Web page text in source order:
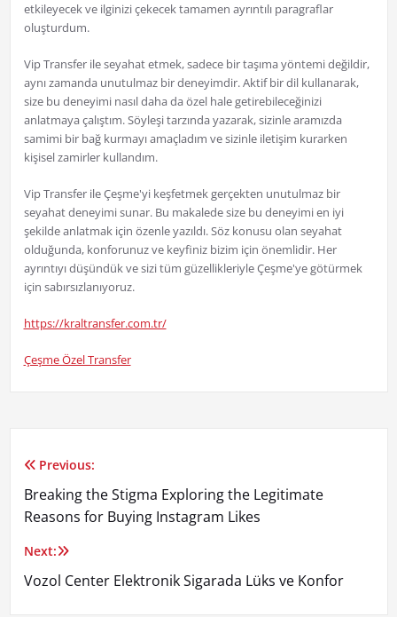
etkileyecek ve ilginizi çekecek tamamen ayrıntılı paragraflar
oluşturdum.
Vip Transfer ile seyahat etmek, sadece bir taşıma yöntemi değildir,
aynı zamanda unutulmaz bir deneyimdir. Aktif bir dil kullanarak,
size bu deneyimi nasıl daha da özel hale getirebileceğinizi
anlatmaya çalıştım. Söyleşi tarzında yazarak, sizinle aramızda
samimi bir bağ kurmayı amaçladım ve sizinle iletişim kurarken
kişisel zamirler kullandım.
Vip Transfer ile Çeşme'yi keşfetmek gerçekten unutulmaz bir
seyahat deneyimi sunar. Bu makalede size bu deneyimi en iyi
şekilde anlatmak için özenle yazıldı. Söz konusu olan seyahat
olduğunda, konforunuz ve keyfiniz bizim için önemlidir. Her
ayrıntıyı düşündük ve sizi tüm güzellikleriyle Çeşme'ye götürmek
için sabırsızlanıyoruz.
https://kraltransfer.com.tr/
Çeşme Özel Transfer
Yazı
gezinmesi
Previous:
Breaking the Stigma Exploring the Legitimate
Reasons for Buying Instagram Likes
Next:
Vozol Center Elektronik Sigarada Lüks ve Konfor